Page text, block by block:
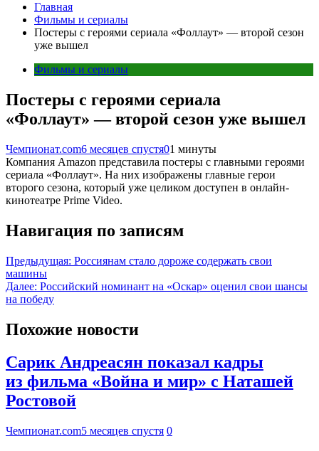
Главная
Фильмы и сериалы
Постеры с героями сериала «Фоллаут» — второй сезон
уже вышел
Фильмы и сериалы
Постеры с героями сериала
«Фоллаут» — второй сезон уже вышел
Чемпионат.com6 месяцев спустя01 минуты
Компания Amazon представила постеры с главными героями
сериала «Фоллаут». На них изображены главные герои
второго сезона, который уже целиком доступен в онлайн-
кинотеатре Prime Video.
Навигация по записям
Предыдущая: Россиянам стало дороже содержать свои
машины
Далее: Российский номинант на «Оскар» оценил свои шансы
на победу
Похожие новости
Сарик Андреасян показал кадры
из фильма «Война и мир» с Наташей
Ростовой
Чемпионат.com5 месяцев спустя 0